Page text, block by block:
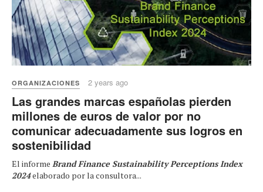
ORGANIZACIONES 2 years ago
Las grandes marcas españolas pierden
millones de euros de valor por no
comunicar adecuadamente sus logros en
sostenibilidad
El informe Brand Finance Sustainability Perceptions Index
2024elaborado por la consultora...